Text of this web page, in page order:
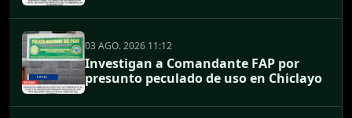
03 AGO. 2026 11:12
Investigan a Comandante FAP por
presunto peculado de uso en Chiclayo